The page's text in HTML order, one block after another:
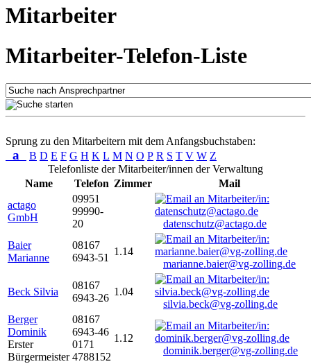
Mitarbeiter
Mitarbeiter-Telefon-Liste
Sprung zu den Mitarbeitern mit dem Anfangsbuchstaben:
a B D E F G H K L M N O P R S T V W Z
Telefonliste der Mitarbeiter/innen der Verwaltung
Name
Telefon Zimmer
Mail
actago
GmbH
09951
99990-
20
datenschutz@actago.de
Baier
Marianne
08167
6943-51
1.14
marianne.baier@vg-zolling.de
Beck Silvia
08167
6943-26
1.04
silvia.beck@vg-zolling.de
Berger
Dominik
Erster
Bürgermeister
08167
6943-46
0171
4788152
1.12
dominik.berger@vg-zolling.de